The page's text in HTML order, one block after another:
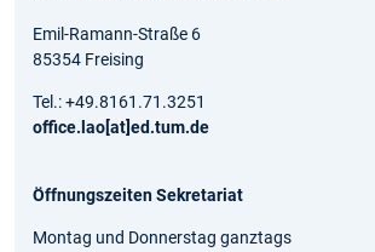
Emil-Ramann-Straße 6
85354 Freising
Tel.: +49.8161.71.3251
office.lao[at]ed.tum.de
Öffnungszeiten Sekretariat
Montag und Donnerstag ganztags